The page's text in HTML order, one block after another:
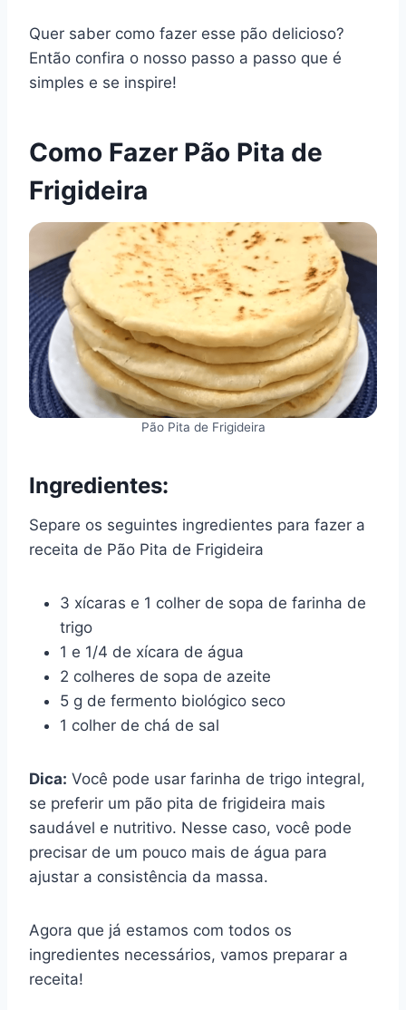
Quer saber como fazer esse pão delicioso?
Então confira o nosso passo a passo que é
simples e se inspire!
Como Fazer Pão Pita de
Frigideira
Pão Pita de Frigideira
Ingredientes:
Separe os seguintes ingredientes para fazer a
receita de Pão Pita de Frigideira
3 xícaras e 1 colher de sopa de farinha de
trigo
1 e 1/4 de xícara de água
2 colheres de sopa de azeite
5 g de fermento biológico seco
1 colher de chá de sal
Dica: Você pode usar farinha de trigo integral,
se preferir um pão pita de frigideira mais
saudável e nutritivo. Nesse caso, você pode
precisar de um pouco mais de água para
ajustar a consistência da massa.
Agora que já estamos com todos os
ingredientes necessários, vamos preparar a
receita!